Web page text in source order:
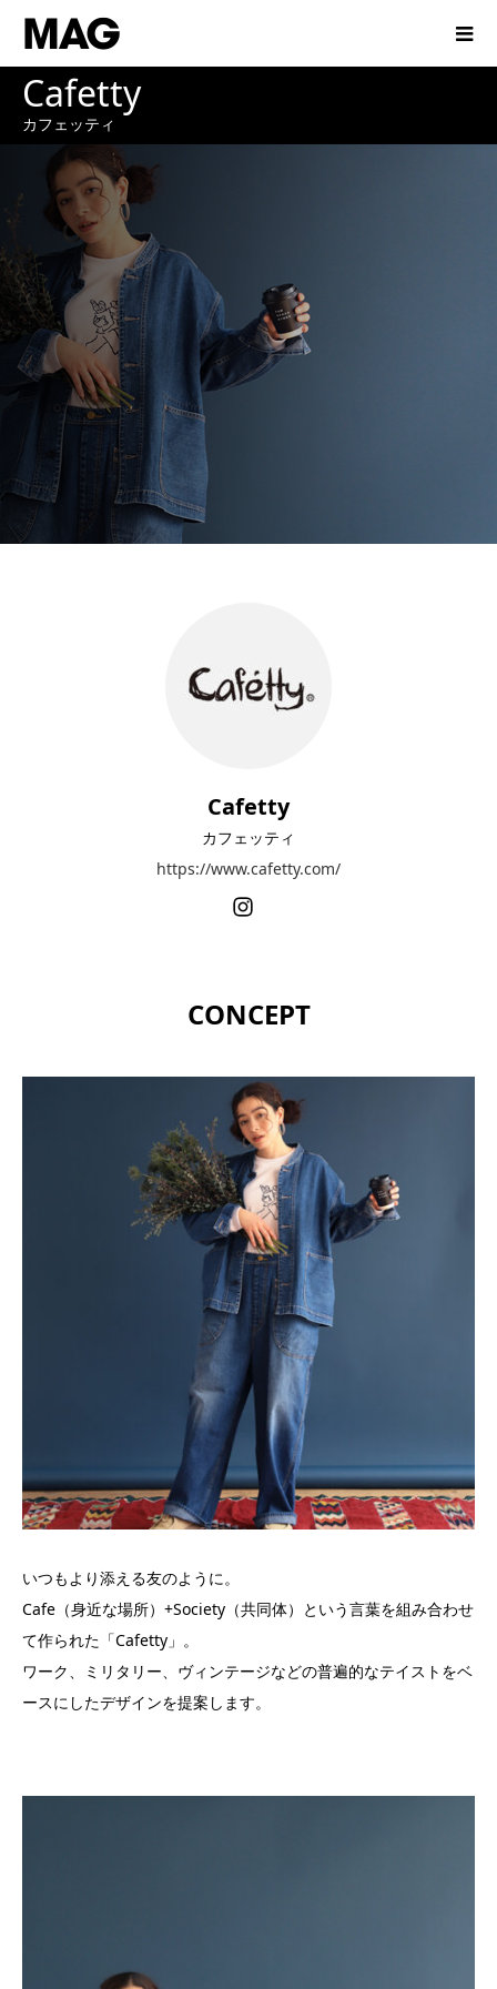
Cafetty
カフェッティ
Cafetty
カフェッティ
https://www.cafetty.com/
CONCEPT
いつもより添える友のように。
Cafe（身近な場所）+Society（共同体）という言葉を組み合わせ
て作られた「Cafetty」。
ワーク、ミリタリー、ヴィンテージなどの普遍的なテイストをベ
ースにしたデザインを提案します。